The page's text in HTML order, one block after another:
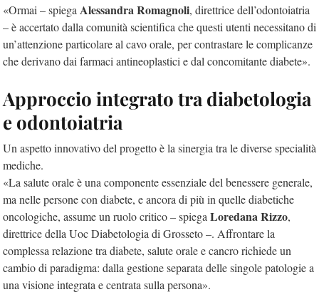
«Ormai – spiega Alessandra Romagnoli, direttrice dell’odontoiatria
– è accertato dalla comunità scientifica che questi utenti necessitano di
un’attenzione particolare al cavo orale, per contrastare le complicanze
che derivano dai farmaci antineoplastici e dal concomitante diabete».
Approccio integrato tra diabetologia
e odontoiatria
Un aspetto innovativo del progetto è la sinergia tra le diverse specialità
mediche.
«La salute orale è una componente essenziale del benessere generale,
ma nelle persone con diabete, e ancora di più in quelle diabetiche
oncologiche, assume un ruolo critico – spiega Loredana Rizzo,
direttrice della Uoc Diabetologia di Grosseto –. Affrontare la
complessa relazione tra diabete, salute orale e cancro richiede un
cambio di paradigma: dalla gestione separata delle singole patologie a
una visione integrata e centrata sulla persona».